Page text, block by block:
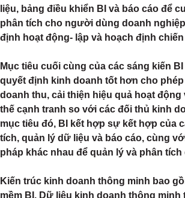
liệu, bảng điều khiển BI và báo cáo để
phân tích cho người dùng doanh
định hoạt động- lập và hoạch định
Mục tiêu cuối cùng của các sáng kiến
quyết định kinh doanh tốt hơn cho
doanh thu, cải thiện hiệu quả hoạt
thế cạnh tranh so với các đối thủ kinh
mục tiêu đó, BI kết hợp sự kết hợp của
tích, quản lý dữ liệu và báo cáo, cùng
pháp khác nhau để quản lý và phân tích
Kiến trúc kinh doanh thông minh bao
mềm BI. Dữ liệu kinh doanh thông